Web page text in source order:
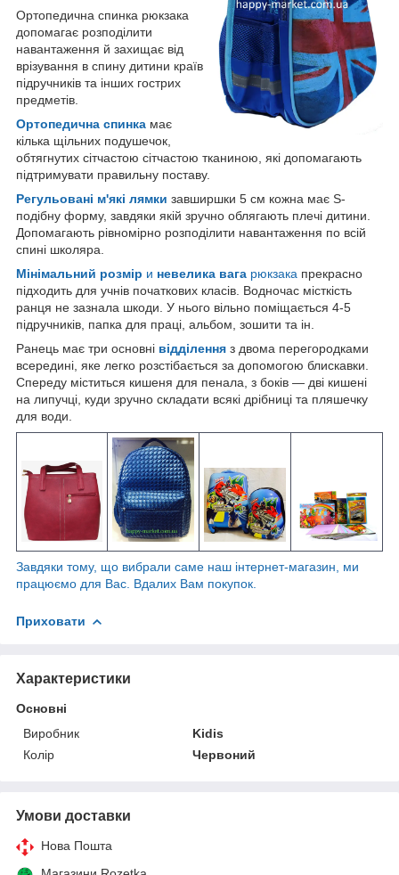
Ортопедична спинка рюкзака
допомагає розподілити
навантаження й захищає від
врізування в спину дитини країв
підручників та інших гострих
предметів.
Ортопедична спинка має
кілька щільних подушечок,
обтягнутих сітчастою сітчастою тканиною, які допомагають
підтримувати правильну поставу.
Регульовані м'які лямки завширшки 5 см кожна має S-
подібну форму, завдяки якій зручно облягають плечі дитини.
Допомагають рівномірно розподілити навантаження по всій
спині школяра.
Мінімальний розмір и невелика вага рюкзака прекрасно
підходить для учнів початкових класів. Водночас місткість
ранця не зазнала шкоди. У нього вільно поміщається 4-5
підручників, папка для праці, альбом, зошити та ін.
Ранець має три основні відділення з двома перегородками
всередині, яке легко розстібається за допомогою блискавки.
Спереду міститься кишеня для пенала, з боків — дві кишені
на липучці, куди зручно складати всякі дрібниці та пляшечку
для води.
Завдяки тому, що вибрали саме наш інтернет-магазин, ми
працюємо для Вас. Вдалих Вам покупок.
Приховати
Характеристики
Основні
Виробник
Kidis
Колір
Червоний
Умови доставки
Нова Пошта